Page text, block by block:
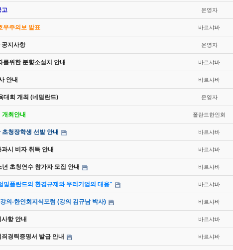
고 운영자
우주의보 발표 바르샤바
공지사항 운영자
위한 분향소설치 안내 바르샤바
안내 바르샤바
대회 개최 (네덜란드) 운영자
최안내 폴란드한인회
청장학생 선발 안내 바르샤바
시 비자 취득 안내 바르샤바
초청연수 참가자 모집 안내 바르샤바
및폴란드의 환경규제와 우리기업의 대응" 바르샤바
의-한인회지식포럼 (강의 김규남 박사) 바르샤바
항 안내 바르샤바
경력증명서 발급 안내 바르샤바